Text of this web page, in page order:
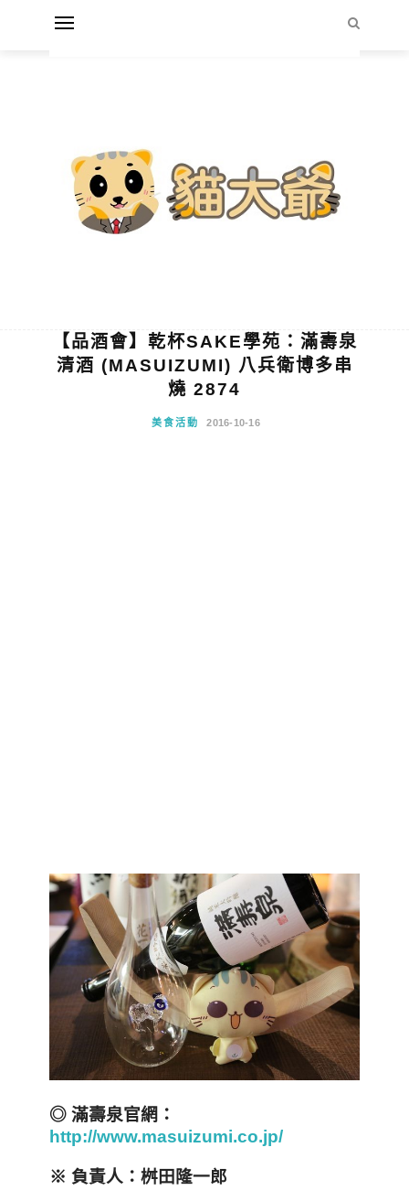
【品酒會】乾杯SAKE學苑：滿壽泉
清酒 (MASUIZUMI) 八兵衛博多串
燒 2874
美食活動 2016-10-16
◎ 滿壽泉官網：
http://www.masuizumi.co.jp/
※ 負責人：桝田隆一郎